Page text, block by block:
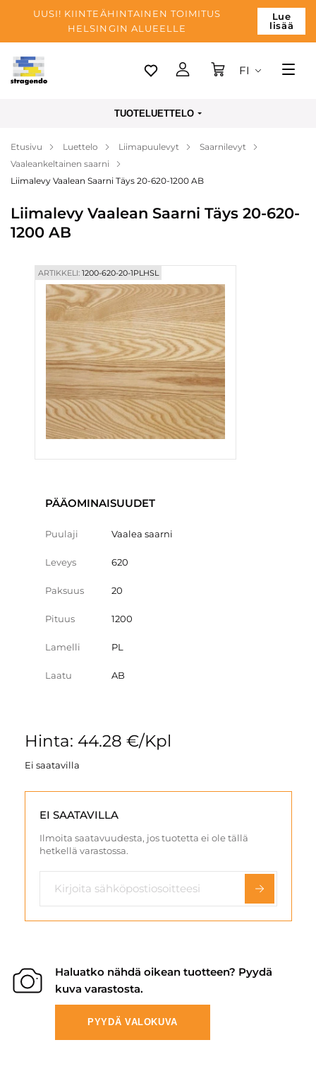
UUSI! KIINTEÄHINTAINEN TOIMITUS
HELSINGIN ALUEELLE
Lue
lisää
Tallinn
Maksu
Yrityksen
Blogi
Yhteystiedot
FI
TUOTELUETTELO
Etusivu Luettelo Liimapuulevyt
Saarnilevyt
Vaaleankeltainen saarni
Liimalevy Vaalean Saarni Täys 20-620-1200 AB
Liimalevy Vaalean Saarni Täys 20-620-
1200 AB
ARTIKKELI:1200-620-20-1PLHSL
PÄÄOMINAISUUDET
Puulaji Vaalea saarni
Leveys 620
Paksuus 20
Pituus 1200
Lamelli PL
Laatu AB
Hinta: 44.28 €/Kpl
Ei saatavilla
EI SAATAVILLA
Ilmoita saatavuudesta, jos tuotetta ei ole tällä
hetkellä varastossa.
Haluatko nähdä oikean tuotteen? Pyydä
kuva varastosta.
PYYDÄ VALOKUVA